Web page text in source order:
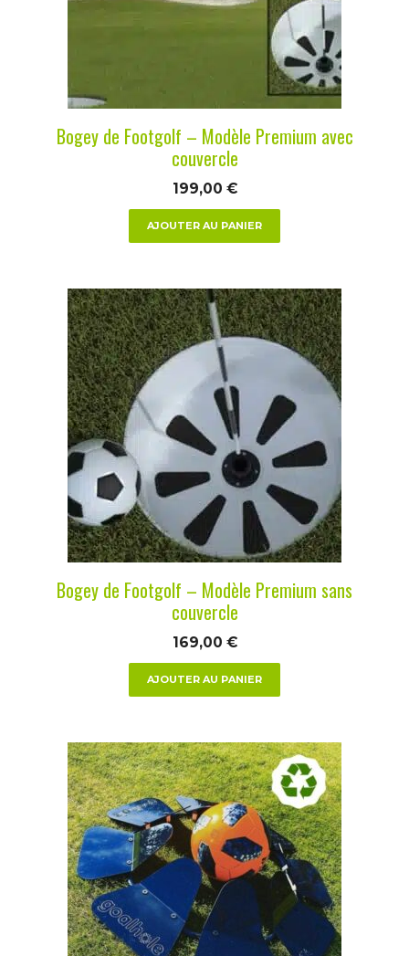
Bogey de Footgolf – Modèle Premium avec
couvercle
199,00 €
AJOUTER AU PANIER
Bogey de Footgolf – Modèle Premium sans
couvercle
169,00 €
AJOUTER AU PANIER